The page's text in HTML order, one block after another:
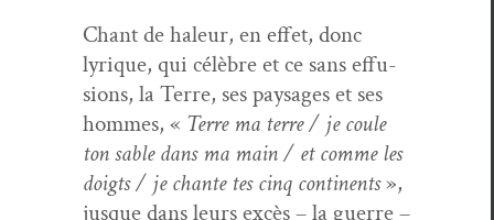
Chant de haleur, en effet, donc
lyrique, qui célèbre et ce sans effu­
sions, la Terre, ses paysages et ses
hommes, « Terre ma terre / je coule
ton sable dans ma main / et comme les
doigts / je chante tes cinq con­ti­nents»,
jusque dans leurs excès – la guerre –